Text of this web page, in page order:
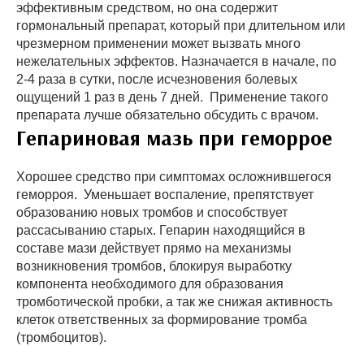
эффективным средством, но она содержит
гормональный препарат, который при длительном или
чрезмерном применении может вызвать много
нежелательных эффектов. Назначается в начале, по
2-4 раза в сутки, после исчезновения болевых
ощущений 1 раз в день 7 дней. Применение такого
препарата лучше обязательно обсудить с врачом.
Гепариновая мазь при геморрое
Хорошее средство при симптомах осложнившегося
геморроя. Уменьшает воспаление, препятствует
образованию новых тромбов и способствует
рассасыванию старых. Гепарин находящийся в
составе мази действует прямо на механизмы
возникновения тромбов, блокируя выработку
компонента необходимого для образования
тромботической пробки, а так же снижая активность
клеток ответственных за формирование тромба
(тромбоцитов).